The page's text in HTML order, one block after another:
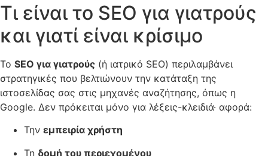
Τι είναι το SEO για γιατρούς
και γιατί είναι κρίσιμο
Το SEO για γιατρούς (ή ιατρικό SEO) περιλαμβάνει
στρατηγικές που βελτιώνουν την κατάταξη της
ιστοσελίδας σας στις μηχανές αναζήτησης, όπως η
Google. Δεν πρόκειται μόνο για λέξεις-κλειδιά· αφορά:
Την εμπειρία χρήστη
Τη δομή του περιεχομένου